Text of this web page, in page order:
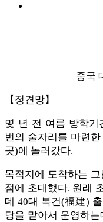
중국
【정견망】
몇 년 전 여름 방학기
번의 술자리를 마련
곳)에 놀러갔다.
목적지에 도착하는
점에 초대했다. 원래
데 40대 복건(福建)
당을 맡아서 운영하